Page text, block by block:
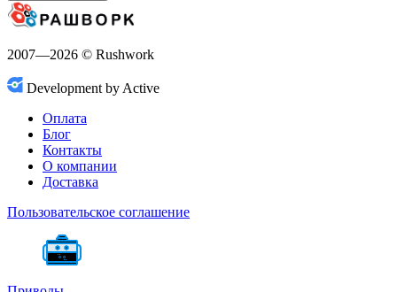
2007—2026 © Rushwork
Development by Active
Оплата
Блог
Контакты
О компании
Доставка
Пользовательское соглашение